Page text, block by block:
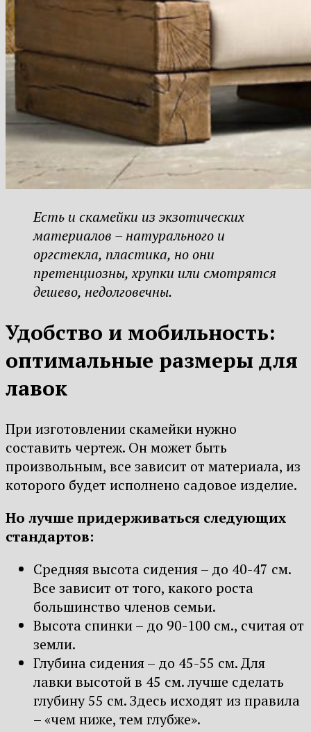
Есть и скамейки из экзотических
материалов – натурального и
оргстекла, пластика, но они
претенциозны, хрупки или смотрятся
дешево, недолговечны.
Удобство и мобильность:
оптимальные размеры для
лавок
При изготовлении скамейки нужно
составить чертеж. Он может быть
произвольным, все зависит от материала, из
которого будет исполнено садовое изделие.
Но лучше придерживаться следующих
стандартов:
Средняя высота сидения – до 40-47 см.
Все зависит от того, какого роста
большинство членов семьи.
Высота спинки – до 90-100 см., считая от
земли.
Глубина сидения – до 45-55 см. Для
лавки высотой в 45 см. лучше сделать
глубину 55 см. Здесь исходят из правила
– «чем ниже, тем глубже».